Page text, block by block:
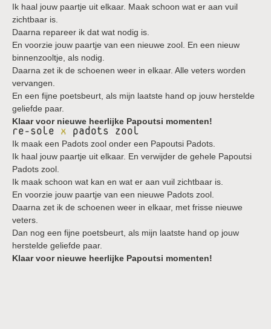
Ik haal jouw paartje uit elkaar. Maak schoon wat er aan vuil
zichtbaar is.
Daarna repareer ik dat wat nodig is.
En voorzie jouw paartje van een nieuwe zool. En een nieuw
binnenzooltje, als nodig.
Daarna zet ik de schoenen weer in elkaar. Alle veters worden
vervangen.
En een fijne poetsbeurt, als mijn laatste hand op jouw herstelde
geliefde paar.
Klaar voor nieuwe heerlijke Papoutsi momenten!
re-sole x padots zool
Ik maak een Padots zool onder een Papoutsi Padots.
Ik haal jouw paartje uit elkaar. En verwijder de gehele Papoutsi
Padots zool.
Ik maak schoon wat kan en wat er aan vuil zichtbaar is.
En voorzie jouw paartje van een nieuwe Padots zool.
Daarna zet ik de schoenen weer in elkaar, met frisse nieuwe
veters.
Dan nog een fijne poetsbeurt, als mijn laatste hand op jouw
herstelde geliefde paar.
Klaar voor nieuwe heerlijke Papoutsi momenten!